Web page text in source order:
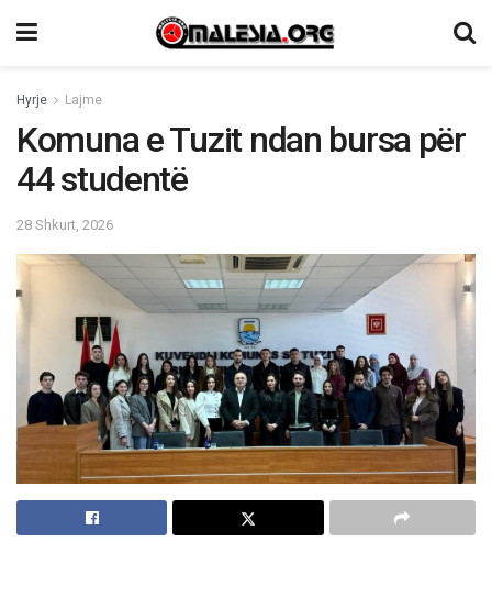
Hyrje Lajme
Komuna e Tuzit ndan bursa për
44 studentë
28 Shkurt, 2026